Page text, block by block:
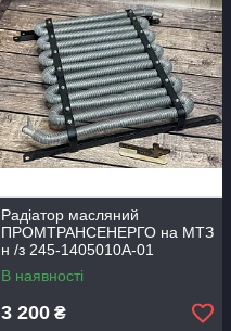
Радіатор масляний
ПРОМТРАНСЕНЕРГО на МТЗ
н /з 245-1405010А-01
(змійовик)
В наявності
3 200 ₴